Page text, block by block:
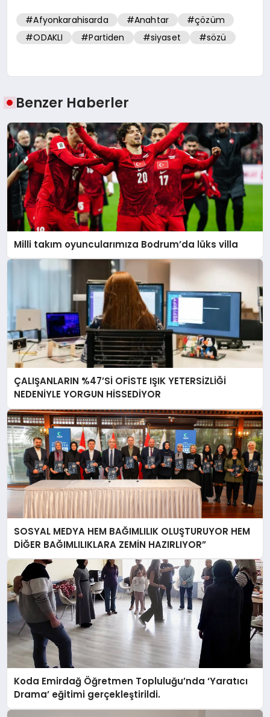
#Afyonkarahisarda #Anahtar
#çözüm
#ODAKLI
#Partiden #siyaset #sözü
Benzer Haberler
Milli takım oyuncularımıza Bodrum’da lüks villa
ÇALIŞANLARIN %47’Sİ OFİSTE IŞIK YETERSİZLİĞİ
NEDENİYLE YORGUN HİSSEDİYOR
SOSYAL MEDYA HEM BAĞIMLILIK OLUŞTURUYOR HEM
DİĞER BAĞIMLILIKLARA ZEMİN HAZIRLIYOR”
Koda Emirdağ Öğretmen Topluluğu’nda ‘Yaratıcı
Drama’ eğitimi gerçekleştirildi.